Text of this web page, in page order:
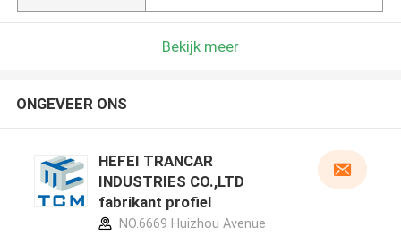
Bekijk meer
ONGEVEER ONS
HEFEI TRANCAR
INDUSTRIES CO.,LTD
fabrikant profiel
NO.6669 Huizhou Avenue